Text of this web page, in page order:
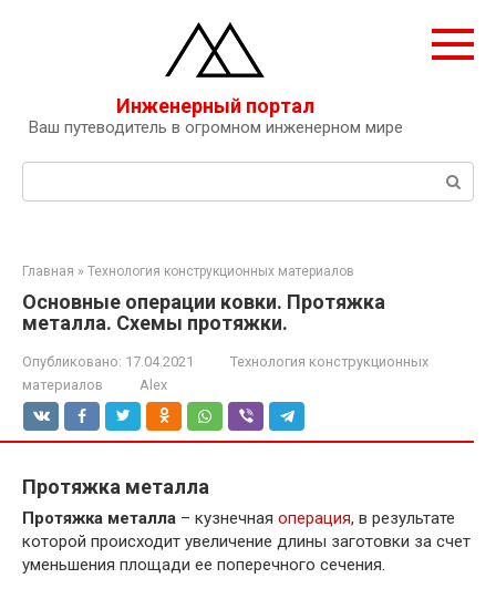
Инженерный портал
Ваш путеводитель в огромном инженерном мире
Поиск:
Главная » Технология конструкционных материалов
Основные операции ковки. Протяжка
металла. Схемы протяжки.
Опубликовано: 17.04.2021
Технология конструкционных
материалов
Alex
Протяжка металла
Протяжка металла – кузнечная операция, в результате
которой происходит увеличение длины заготовки за счет
уменьшения площади ее поперечного сечения.